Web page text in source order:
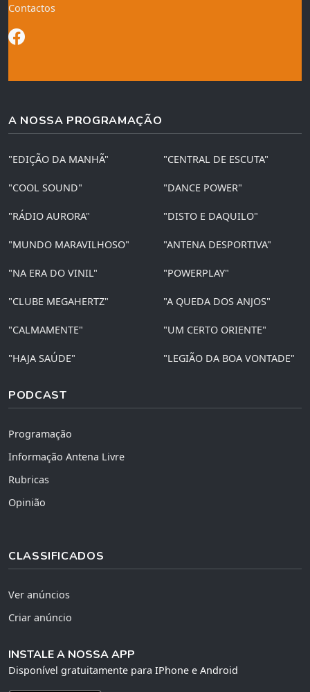
Contactos
A NOSSA PROGRAMAÇÃO
"EDIÇÃO DA MANHÃ" "CENTRAL DE ESCUTA"
"COOL SOUND" "DANCE POWER"
"RÁDIO AURORA" "DISTO E DAQUILO"
"MUNDO MARAVILHOSO" "ANTENA DESPORTIVA"
"NA ERA DO VINIL" "POWERPLAY"
"CLUBE MEGAHERTZ" "A QUEDA DOS ANJOS"
"CALMAMENTE" "UM CERTO ORIENTE"
"HAJA SAÚDE" "LEGIÃO DA BOA VONTADE"
PODCAST
Programação
Informação Antena Livre
Rubricas
Opinião
CLASSIFICADOS
Ver anúncios
Criar anúncio
INSTALE A NOSSA APP
Disponível gratuitamente para IPhone e Android